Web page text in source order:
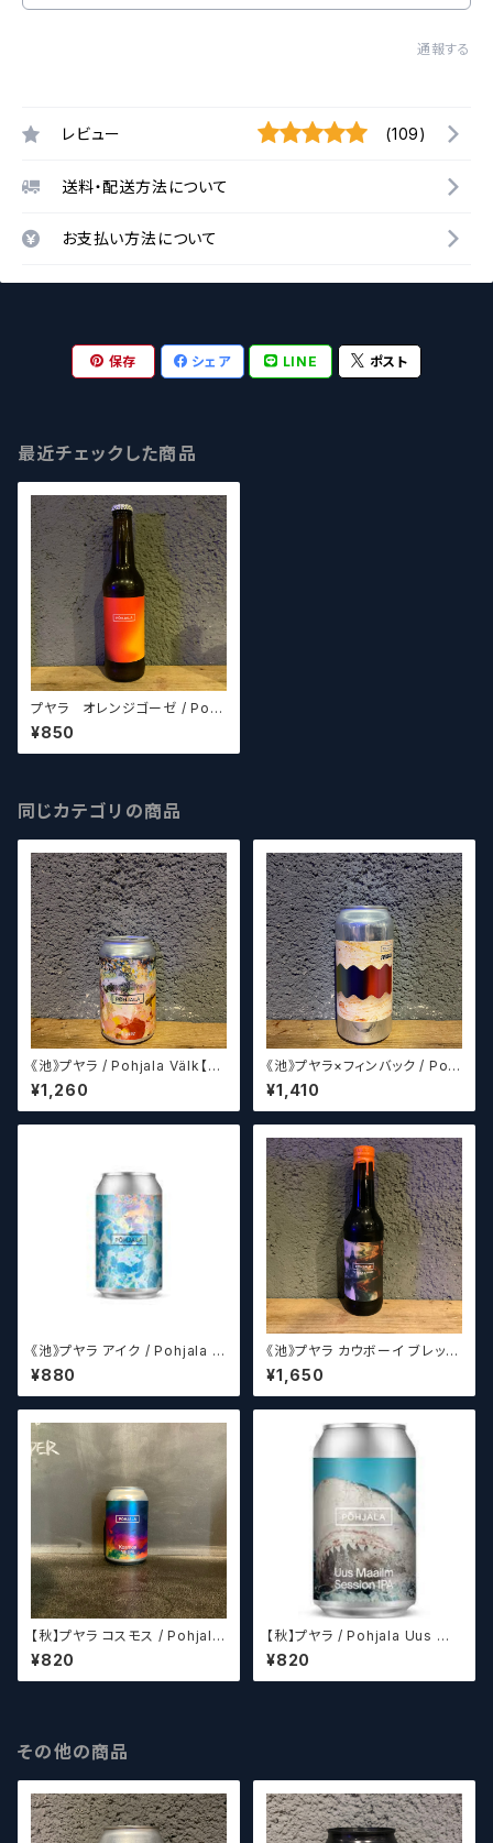
通報する
レビュー (109)
送料・配送方法について
お支払い方法について
保存 シェア LINE ポスト
最近チェックした商品
プヤラ オレンジゴーゼ / Pohj
ala Orange Gose【クラフトビ
ール】
¥850
同じカテゴリの商品
《池》プヤラ / Pohjala Välk【ク
ラフトビール】
¥1,260
《池》プヤラ×フィンバック / Pohj
ala×Finback Plywood Brot
hers【クラフトビール】
¥1,410
《池》プヤラ アイク / Pohjala Ai
ke【クラフトビール】
¥880
《池》プヤラ カウボーイ ブレック
ファースト / Pohjala Cowboy
Breakfast【クラフトビール】
¥1,650
【秋】プヤラ コスモス / Pohjala
Kosmos【クラフトビール】
¥820
【秋】プヤラ / Pohjala Uus Ma
ailm【クラフトビール】
¥820
その他の商品